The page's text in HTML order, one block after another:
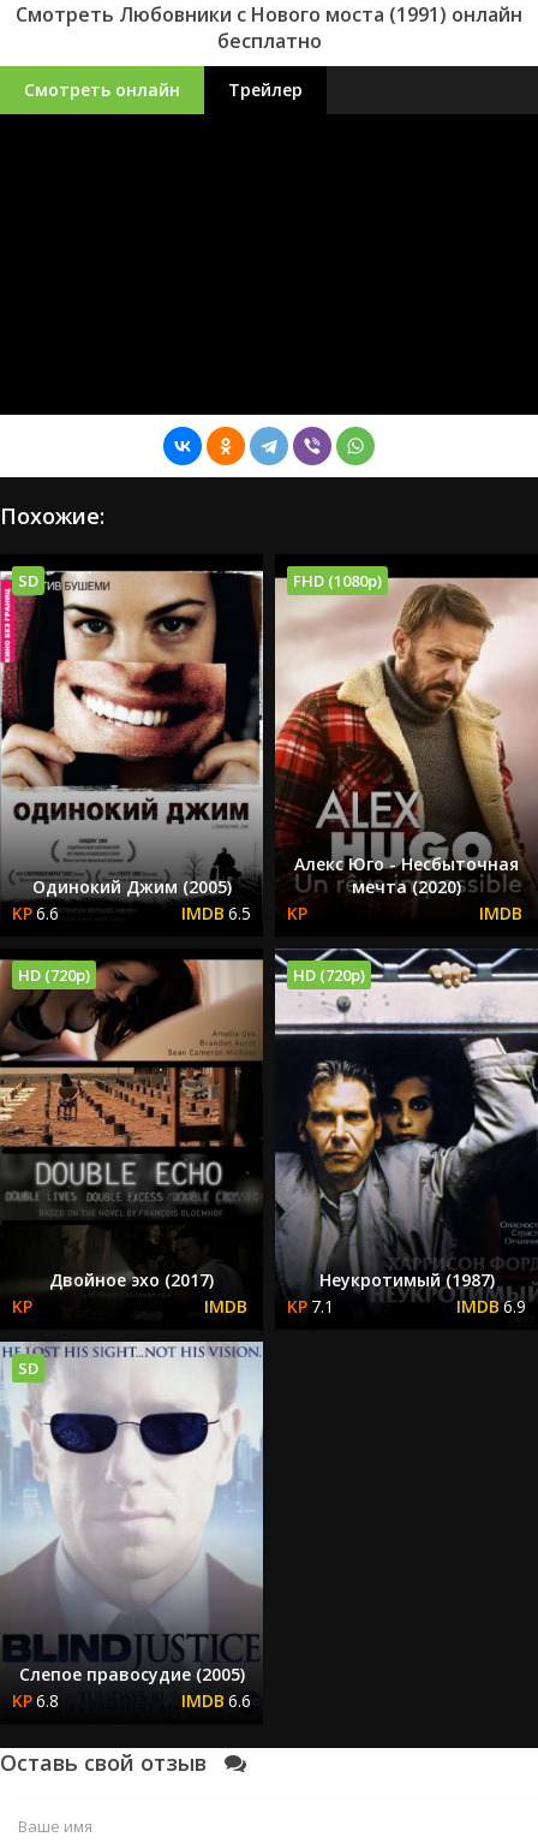
Смотреть Любовники с Нового моста (1991) онлайн
бесплатно
Смотреть онлайн Трейлер
Похожие:
SD
Одинокий Джим (2005)
6.6
6.5
FHD (1080p)
Алекс Юго - Несбыточная
мечта (2020)
HD (720p)
Двойное эхо (2017)
HD (720p)
Неукротимый (1987)
7.1
6.9
SD
Слепое правосудие (2005)
6.8
6.6
Оставь свой отзыв